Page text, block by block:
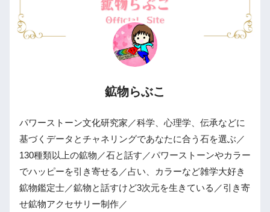
鉱物らぶこ
パワーストーン文化研究家／科学、心理学、伝承などに
基づくデータとチャネリングであなたに合う石を選ぶ／
130種類以上の鉱物／石と話す／パワーストーンやカラー
でハッピーを引き寄せる／占い、カラーなど雑学大好き
鉱物鑑定士／鉱物と話すけど3次元を生きている／引き寄
せ鉱物アクセサリー制作／